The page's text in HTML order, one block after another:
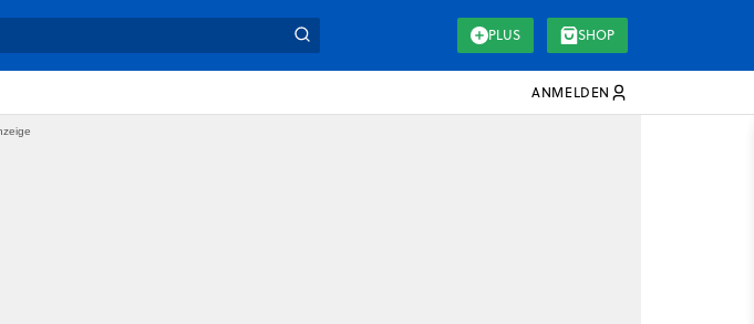
PLUS SHOP
ANMELDEN